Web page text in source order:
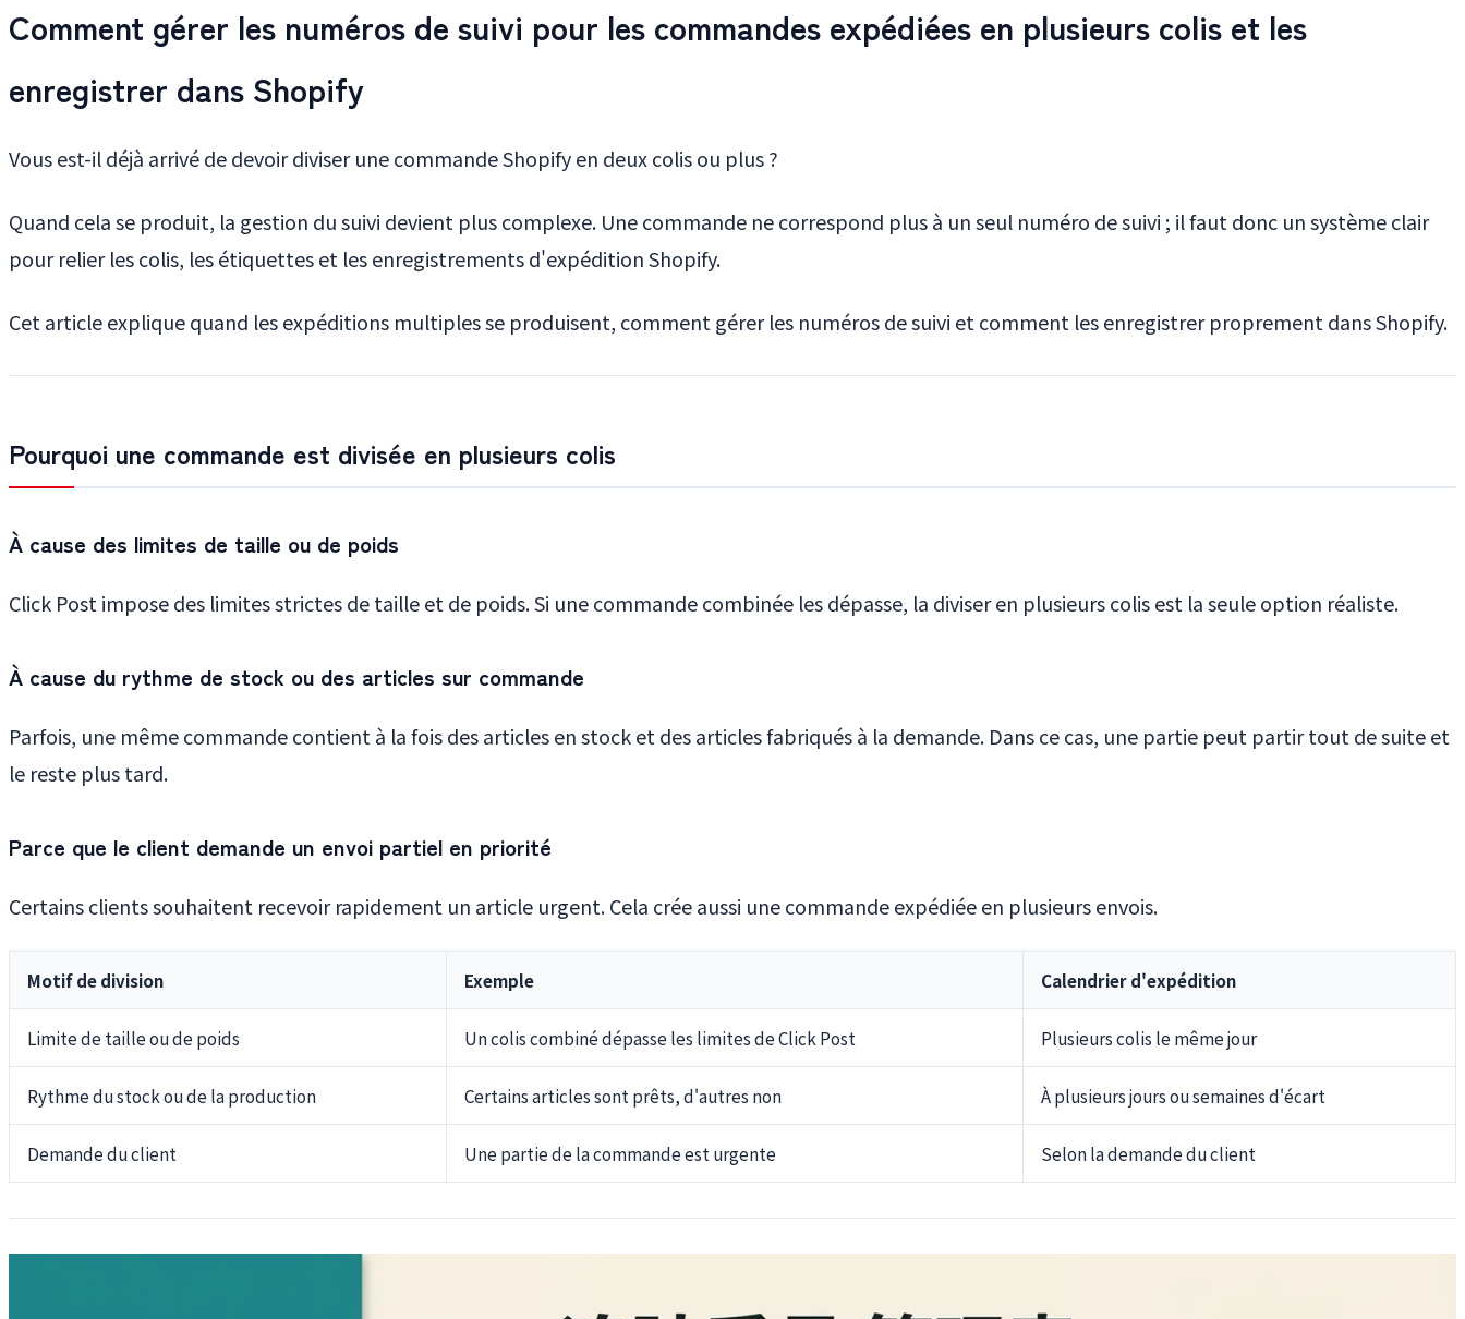
Comment gérer les numéros de suivi pour les commandes expédiées en plusieurs colis et les
enregistrer dans Shopify
Vous est-il déjà arrivé de devoir diviser une commande Shopify en deux colis ou plus ?
Quand cela se produit, la gestion du suivi devient plus complexe. Une commande ne correspond plus à un seul numéro de suivi ; il faut donc un système clair
pour relier les colis, les étiquettes et les enregistrements d'expédition Shopify.
Cet article explique quand les expéditions multiples se produisent, comment gérer les numéros de suivi et comment les enregistrer proprement dans Shopify.
Pourquoi une commande est divisée en plusieurs colis
À cause des limites de taille ou de poids
Click Post impose des limites strictes de taille et de poids. Si une commande combinée les dépasse, la diviser en plusieurs colis est la seule option réaliste.
À cause du rythme de stock ou des articles sur commande
Parfois, une même commande contient à la fois des articles en stock et des articles fabriqués à la demande. Dans ce cas, une partie peut partir tout de suite et
le reste plus tard.
Parce que le client demande un envoi partiel en priorité
Certains clients souhaitent recevoir rapidement un article urgent. Cela crée aussi une commande expédiée en plusieurs envois.
Motif de division Exemple Calendrier d'expédition
Limite de taille ou de poids Un colis combiné dépasse les limites de Click Post Plusieurs colis le même jour
Rythme du stock ou de la production Certains articles sont prêts, d'autres non À plusieurs jours ou semaines d'écart
Demande du client Une partie de la commande est urgente Selon la demande du client